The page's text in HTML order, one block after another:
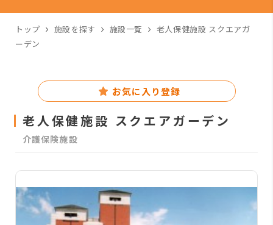
トップ 施設を探す 施設一覧
老人保健施設 スクエアガ
ーデン
お気に入り登録
老人保健施設 スクエアガーデン
介護保険施設